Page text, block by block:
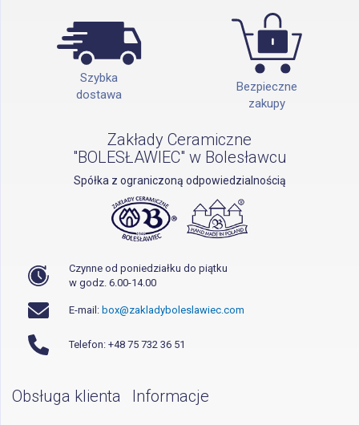
Szybka
dostawa
Bezpieczne
zakupy
Zakłady Ceramiczne
"BOLESŁAWIEC" w Bolesławcu
Spółka z ograniczoną odpowiedzialnością
Czynne od poniedziałku do piątku
w godz. 6.00-14.00
E-mail: box@zakladyboleslawiec.com
Telefon: +48 75 732 36 51
Obsługa klienta Informacje